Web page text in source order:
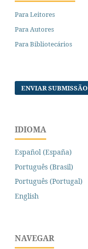
Para Leitores
Para Autores
Para Bibliotecários
ENVIAR SUBMISSÃO
IDIOMA
Español (España)
Português (Brasil)
Português (Portugal)
English
NAVEGAR